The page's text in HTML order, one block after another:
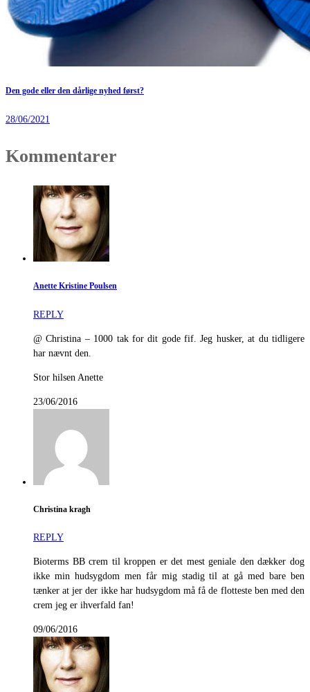
Den gode eller den dårlige nyhed først?
28/06/2021
Kommentarer
Anette Kristine Poulsen
REPLY
@ Christina – 1000 tak for dit gode fif. Jeg husker, at du tidligere
har nævnt den.
Stor hilsen Anette
23/06/2016
Christina kragh
REPLY
Bioterms BB crem til kroppen er det mest geniale den dækker dog
ikke min hudsygdom men får mig stadig til at gå med bare ben
tænker at jer der ikke har hudsygdom må få de flotteste ben med den
crem jeg er ihverfald fan!
09/06/2016